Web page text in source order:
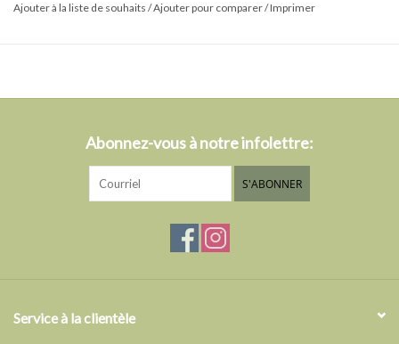
Ajouter à la liste de souhaits /Ajouter pour comparer/Imprimer
Abonnez-vous à notre infolettre:
S'ABONNER
Service à la clientèle